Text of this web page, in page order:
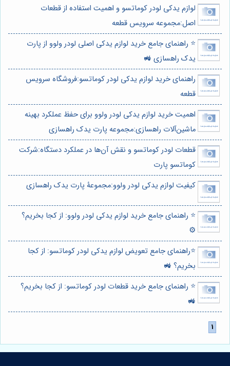
لوازم یدکی لودر کوماتسو و اهمیت استفاده از قطعات
اصل:مجموعه سرویس قطعه
⭐️ راهنمای جامع خرید لوازم یدکی اصلی لودر ولوو از پارت
یدک راهسازی 🚜
راهنمای خرید لوازم یدکی لودر کوماتسو:فروشگاه سرویس
قطعه
اهمیت خرید لوازم یدکی لودر ولوو برای حفظ عملکرد بهینه
ماشین‌آلات راهسازی:مجموعه پارت یدک راهسازی
قطعات لودر کوماتسو و نقش آن‌ها در عملکرد دستگاه:شرکت
کوماتسو پارت
کیفیت لوازم یدکی لودر ولوو:مجموعۀ پارت یدک راهسازی
⭐️ راهنمای جامع خرید لوازم یدکی لودر ولوو: از کجا بخریم؟
⚙️
⭐️راهنمای جامع تعویض لوازم یدکی لودر کوماتسو: از کجا
بخریم؟ 🚜
⭐️ راهنمای جامع خرید قطعات لودر کوماتسو: از کجا بخریم؟
🚜